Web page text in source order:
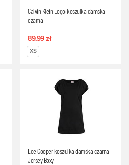
Calvin Klein Logo koszulka damska
czarna
89.99 zł
XS
Lee Cooper koszulka damska czarna
Jersey Boxy